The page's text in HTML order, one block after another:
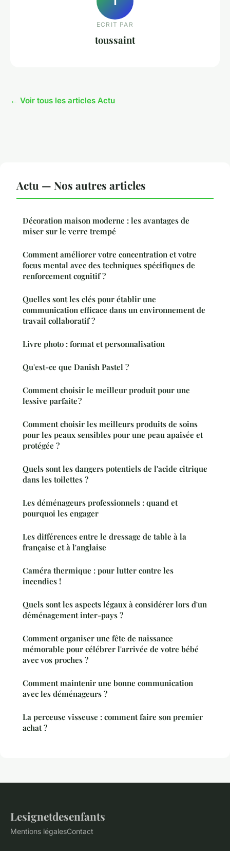
ECRIT PAR
toussaint
← Voir tous les articles Actu
Actu — Nos autres articles
Décoration maison moderne : les avantages de
miser sur le verre trempé
Comment améliorer votre concentration et votre
focus mental avec des techniques spécifiques de
renforcement cognitif ?
Quelles sont les clés pour établir une
communication efficace dans un environnement de
travail collaboratif ?
Livre photo : format et personnalisation
Qu'est-ce que Danish Pastel ?
Comment choisir le meilleur produit pour une
lessive parfaite ?
Comment choisir les meilleurs produits de soins
pour les peaux sensibles pour une peau apaisée et
protégée ?
Quels sont les dangers potentiels de l'acide citrique
dans les toilettes ?
Les déménageurs professionnels : quand et
pourquoi les engager
Les différences entre le dressage de table à la
française et à l'anglaise
Caméra thermique : pour lutter contre les
incendies !
Quels sont les aspects légaux à considérer lors d'un
déménagement inter-pays ?
Comment organiser une fête de naissance
mémorable pour célébrer l'arrivée de votre bébé
avec vos proches ?
Comment maintenir une bonne communication
avec les déménageurs ?
La perceuse visseuse : comment faire son premier
achat ?
Lesignetdesenfants
Mentions légalesContact